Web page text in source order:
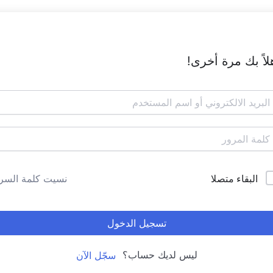
بك مرة أخرى!
البقاء متصلا نسيت كلمة
تسجيل الدخول
ليس لديك حساب؟ سجّل الآن